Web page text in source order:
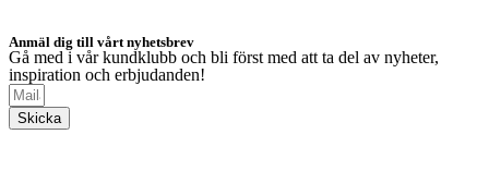
Anmäl dig till vårt nyhetsbrev
Gå med i vår kundklubb och bli först med att ta del av nyheter,
inspiration och erbjudanden!
Skicka